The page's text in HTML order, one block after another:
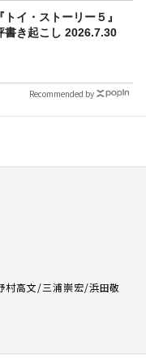
トイ・ストーリー５』
書き起こし 2026.7.30
Recommended by
村高文/三浦崇宏/浜田敬